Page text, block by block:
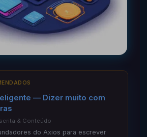
— Dizer muito com
& Conteúdo
do Axios para escrever